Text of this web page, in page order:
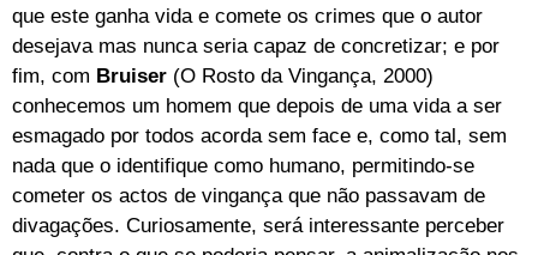
que este ganha vida e comete os crimes que o autor
desejava mas nunca seria capaz de concretizar; e por
fim, com Bruiser (O Rosto da Vingança, 2000)
conhecemos um homem que depois de uma vida a ser
esmagado por todos acorda sem face e, como tal, sem
nada que o identifique como humano, permitindo-se
cometer os actos de vingança que não passavam de
divagações. Curiosamente, será interessante perceber